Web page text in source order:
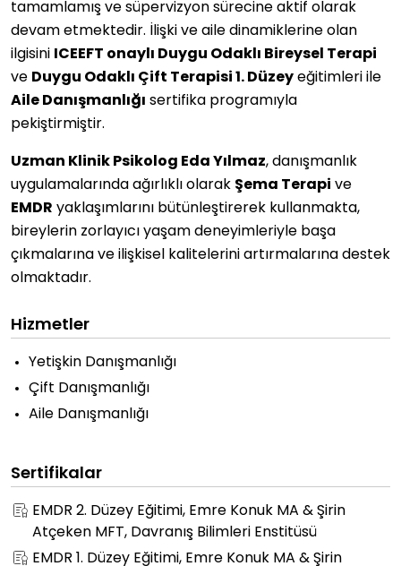
tamamlamış ve süpervizyon sürecine aktif olarak
devam etmektedir. İlişki ve aile dinamiklerine olan
ilgisini
ICEEFT onaylı Duygu Odaklı Bireysel Terapi
ve Duygu Odaklı Çift Terapisi 1. Düzey eğitimleri ile
Aile Danışmanlığı sertifika programıyla
pekiştirmiştir.
Uzman Klinik Psikolog Eda Yılmaz, danışmanlık
uygulamalarında ağırlıklı olarak Şema Terapi ve
EMDR yaklaşımlarını bütünleştirerek kullanmakta,
bireylerin zorlayıcı yaşam deneyimleriyle başa
çıkmalarına ve ilişkisel kalitelerini artırmalarına destek
olmaktadır.
Hizmetler
Yetişkin Danışmanlığı
Çift Danışmanlığı
Aile Danışmanlığı
Sertifikalar
EMDR 2. Düzey Eğitimi, Emre Konuk MA & Şirin
Atçeken MFT, Davranış Bilimleri Enstitüsü
EMDR 1. Düzey Eğitimi, Emre Konuk MA & Şirin